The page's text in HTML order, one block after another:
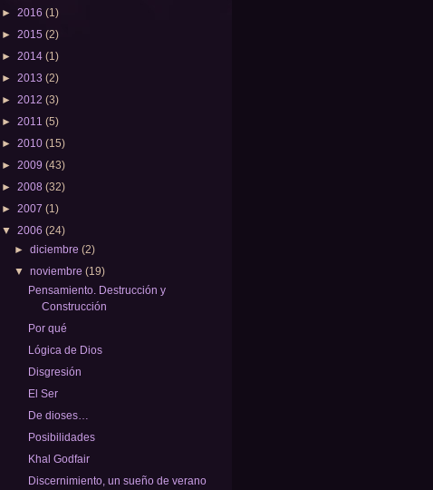
► 2016 (1)
► 2015 (2)
► 2014 (1)
► 2013 (2)
► 2012 (3)
► 2011 (5)
► 2010 (15)
► 2009 (43)
► 2008 (32)
► 2007 (1)
▼ 2006 (24)
►diciembre(2)
▼noviembre(19)
Pensamiento. Destrucción y
Construcción
Por qué
Lógica de Dios
Disgresión
El Ser
De dioses…
Posibilidades
Khal Godfair
Discernimiento, un sueño de verano